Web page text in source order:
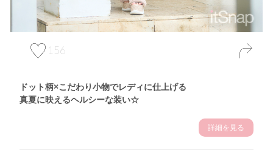
156
ドット柄×こだわり小物でレディに仕上げる
真夏に映えるヘルシーな装い☆
詳細を見る